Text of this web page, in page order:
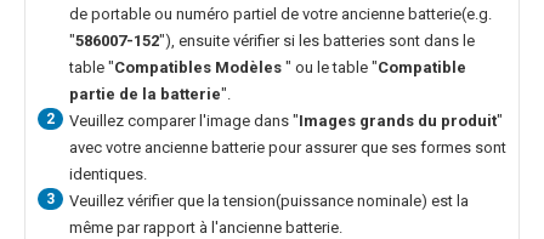
de portable ou numéro partiel de votre ancienne batterie(e.g.
"586007-152"), ensuite vérifier si les batteries sont dans le
table "Compatibles Modèles " ou le table "Compatible
partie de la batterie".
2 Veuillez comparer l'image dans "Images grands du produit"
avec votre ancienne batterie pour assurer que ses formes sont
identiques.
3
Veuillez vérifier que la tension(puissance nominale) est la
même par rapport à l'ancienne batterie.